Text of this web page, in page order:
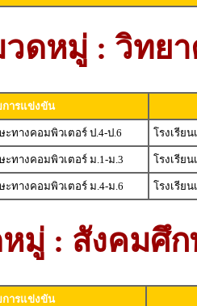
ดหมู่ : วิทย
การแข่งขัน
ทางคอมพิวเตอร์ ป.4-ป.6
โรงเรีย
ทางคอมพิวเตอร์ ม.1-ม.3
โรงเรีย
ทางคอมพิวเตอร์ ม.4-ม.6 โรงเรีย
มู่ : สังคมศึ
การแข่งขัน